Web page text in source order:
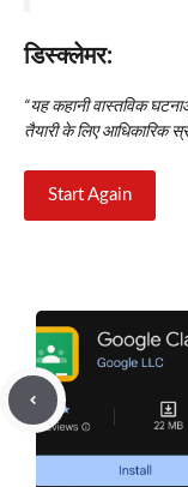
डिस्क्लेमर:
“यह कहानी वास्तविक
तैयारी के लिए आधिकारिक
Start Again